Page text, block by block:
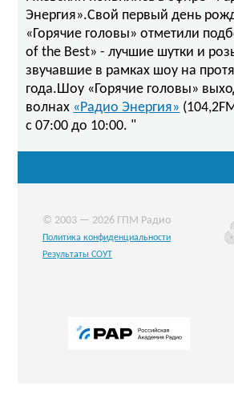
Энергия».Свой первый день
«Горячие головы» отметили
of the Best» - лучшие шутки и
звучавшие в рамках шоу на
года.Шоу «Горячие головы»
волнах «Радио Энергия»
с 07:00 до 10:00. "
© 2003 — 2026 ГПМ Радио
Политика конфиденциальности
Результаты СОУТ